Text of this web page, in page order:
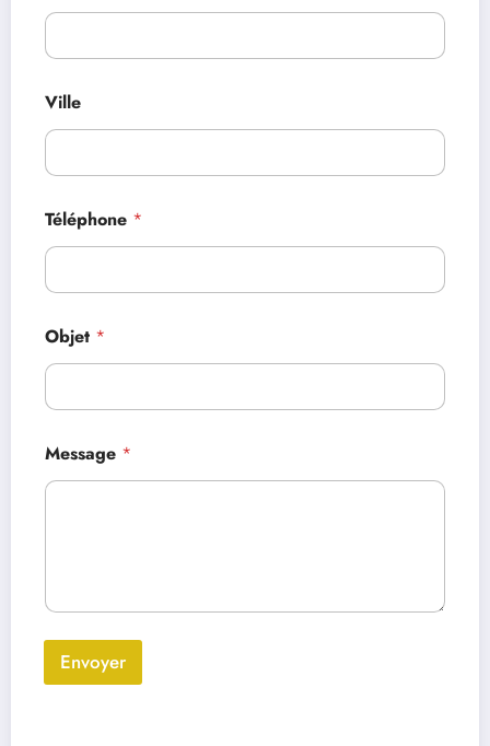
Ville
Téléphone *
Objet *
Message *
Envoyer